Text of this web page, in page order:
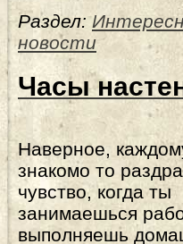
Раздел:
новости
Часы
Наверное,
знакомо то
чувство, когда ты
занимаешься
выполняешь